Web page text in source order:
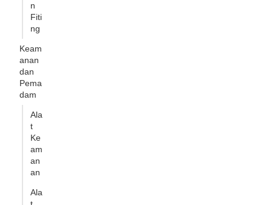
n
Fiti
ng
Keam
anan
dan
Pema
dam
Ala
t
Ke
am
an
an
Ala